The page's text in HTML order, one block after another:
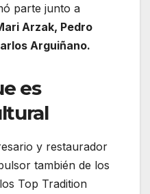
parte junto a
Arzak, Pedro
Arguiñano.
es
y restaurador
también de los
Top Tradition